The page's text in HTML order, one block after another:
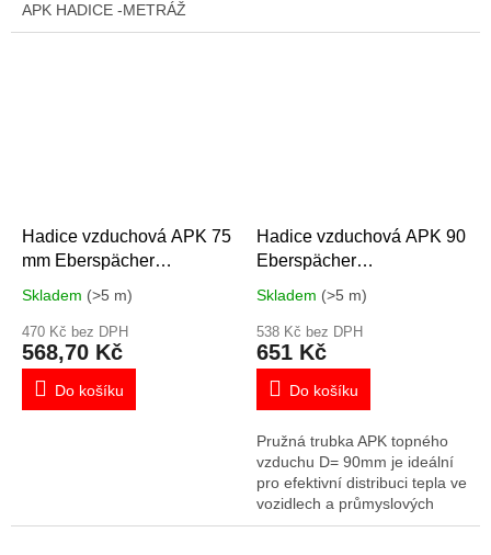
APK HADICE -METRÁŽ
Hadice vzduchová APK 75
mm Eberspächer
Skladem (>5 m)
470 Kč bez DPH
568,70 Kč
Do košíku
Hadice vzduchová APK 90
Eberspächer
Skladem (>5 m)
538 Kč bez DPH
651 Kč
Do košíku
Pružná trubka APK topného
vzduchu D= 90mm je ideální
pro efektivní distribuci tepla ve
vozidlech a průmyslových
zařízeních. Vyrobena z